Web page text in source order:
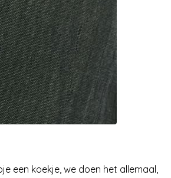
een koekje, we doen het allemaal,